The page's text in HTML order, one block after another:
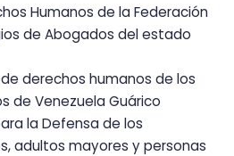
Humanos de la Federación
de Abogados del estado
derechos humanos de los
de Venezuela Guárico
la Defensa de los
adultos mayores y personas